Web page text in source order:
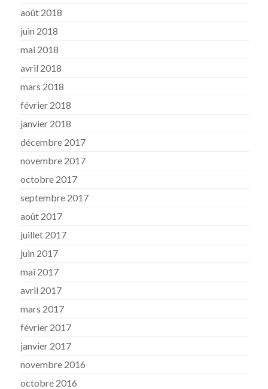
août 2018
juin 2018
mai 2018
avril 2018
mars 2018
février 2018
janvier 2018
décembre 2017
novembre 2017
octobre 2017
septembre 2017
août 2017
juillet 2017
juin 2017
mai 2017
avril 2017
mars 2017
février 2017
janvier 2017
novembre 2016
octobre 2016